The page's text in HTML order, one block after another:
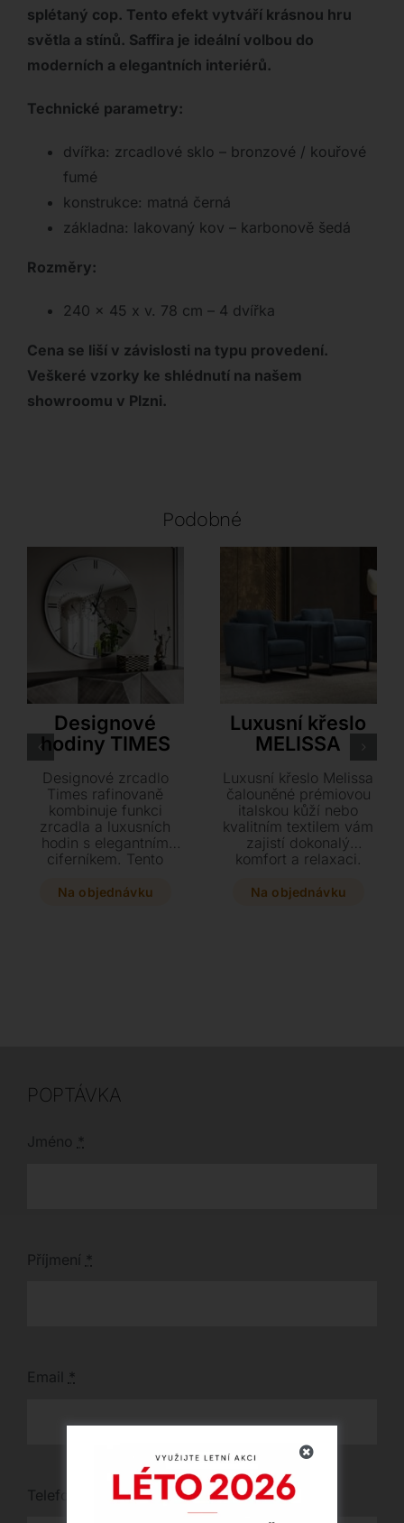
splétaný cop. Tento efekt vytváří krásnou hru
světla a stínů. Saffira je ideální volbou do
moderních a elegantních interiérů.
Technické parametry:
dvířka: zrcadlové sklo – bronzové / kouřové
fumé
konstrukce: matná černá
základna: lakovaný kov – karbonově šedá
Rozměry:
240 x 45 x v. 78 cm – 4 dvířka
Cena se liší v závislosti na typu provedení.
Veškeré vzorky ke shlédnutí na našem
showroomu v Plzni.
Podobné
Designové
hodiny TIMES
Designové zrcadlo
Times rafinovaně
kombinuje funkci
zrcadla a luxusních
hodin s elegantním
ciferníkem. Tento
průměru 120 cm
Na objednávku
Luxusní křeslo
MELISSA
Luxusní křeslo Melissa
čalouněné prémiovou
italskou kůží nebo
kvalitním textilem vám
zajistí dokonalý
komfort a relaxaci.
škály barev a dopřejte
Na objednávku
POPTÁVKA
Jméno *
Příjmení *
Email *
Telefon